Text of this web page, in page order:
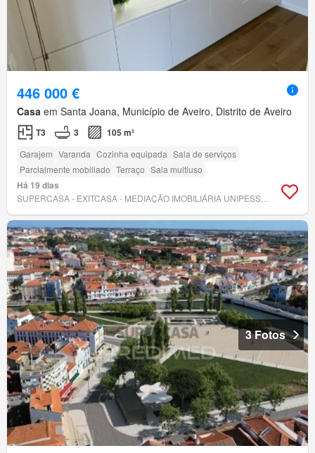
446 000 €
Casa em Santa Joana, Município de Aveiro, Distrito de Aveiro
T3 3 105 m²
Garajem Varanda Cozinha equipada Sala de serviços
Parcialmente mobiliado Terraço Sala multiuso
Há 19 dias
3 Fotos